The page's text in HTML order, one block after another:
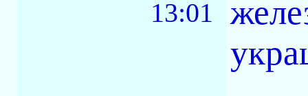
13:01